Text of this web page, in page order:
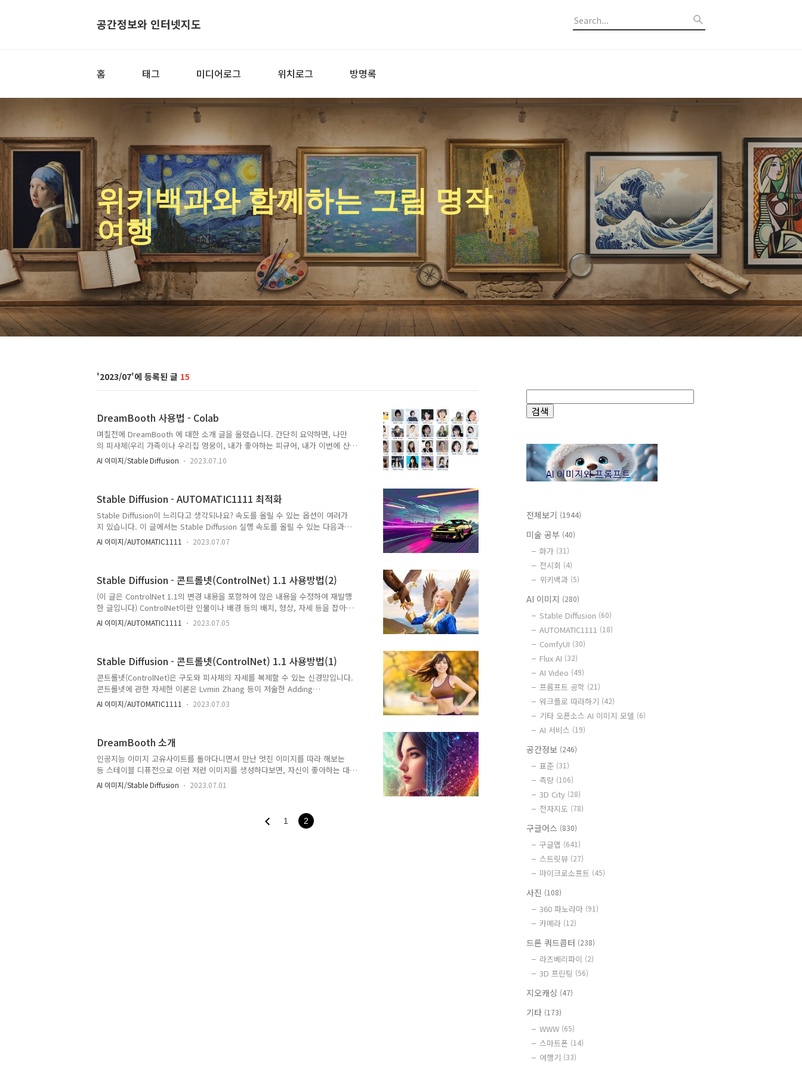
공간정보와 인터넷지도
홈 태그 미디어로그 위치로그 방명록
위키백과와 함께하는 그림 명작
여행
2023/07 15
DreamBooth 사용법 - Colab
며칠전에 DreamBooth 에 대한 소개 글을 올렸습니다. 간단히 요약하면, 나만
의 피사체(우리 가족이나 우리집 멍뭉이, 내가 좋아하는 피규어, 내가 이번에 산
책등)의 사진을 4-5장 정도만 학습시켜 인공지능 이미지 생성에 사용할 수 있다
는 내용입니다. 이미지 생성형 인공지능으로 자기 자신이던 누구던 아무나 끼워
치하고 사용하는 방법에 대한 글 그리고 영상이 여기저기 올라와 있습니다만, 저
도 나름대로 정리해보고자 합니다. 그런데.... 원래는 AUTOMATIC1111 에
Dreambooth 확장을 붙여서 학습하는 방법을 생각했었습니다...
AI 이미지/Stable Diffusion 2023.07.10
Stable Diffusion - AUTOMATIC1111 최적화
Stable Diffusion이 느리다고 생각되나요? 속도를 올릴 수 있는 옵션이 여러가
지 있습니다. 이 글에서는 Stable Diffusion 실행 속도를 올릴 수 있는 다음과
같은 방법에 대해 설명합니다. 교차 인지(cross-attention) 최적화 토큰 병합
(token merging) 부정적 가이드(negative guidance) 최소 시그마(minimum
sigma 스피드 및 메모리 사용량 벤치마크 테스트 소프트웨어 이 글에서는
Stable Diffusion의 GUI중의 하나인 AUTOMATIC1111을 사용합니다..
AI 이미지/AUTOMATIC1111 2023.07.07
Stable Diffusion - 콘트롤넷(ControlNet) 1.1 사용방법(2)
(이 글은 ControlNet 1.1의 변경 내용을 포함하여 많은 내용을 수정하여 재발행
한 글입니다) ControlNet이란 인물이나 배경 등의 배치, 형상, 자세 등을 잡아내
어, 이를 바탕으로 이미지를 생성해주는 Stable Diffusion 모델의 일부입니다.
이 글에서는 지난 글에 이어 ControlNet에 대한 좀더 자세한 정보를 알아보겠습
ControlNet Inpainting IP-Adapter IP2P LineArt MLSD Normal Map
OpenPose Reference Scribble Segmentatio..
AI 이미지/AUTOMATIC1111 2023.07.05
Stable Diffusion - 콘트롤넷(ControlNet) 1.1 사용방법(1)
콘트롤넷(ControlNet)은 구도와 피사체의 자세를 복제할 수 있는 신경망입니다.
콘트롤넷에 관한 자세한 이론은 Lvmin Zhang 등이 저술한 Adding
Conditional Control to Text-to-Image Diffusion Models를 참고하시기 바랍
니다. 스테이블 디퓨전을 조금이라도 써보신 분은 아시겠지만, 생성되는 이미지
를 많이 생성하는 것 뿐이었습니다. ControlNet을 사용하면 이런 문제를 어느
정도 해결할 수 있습니다. ControlNet을 사용하면 파사체를 어디에 둘지, 어떤
모습을 가지게 할지 등을 정확하게 제어할..
AI 이미지/AUTOMATIC1111 2023.07.03
DreamBooth 소개
인공지능 이미지 고유사이트를 돌아다니면서 만난 멋진 이미지를 따라 해보는
등 스테이블 디퓨전으로 이런 저런 이미지를 생성하다보면, 자신이 좋아하는 대
상을 이미지로 표현해보고 싶은 욕구가 생기기 마련입니다. 우리집 멍뭉이, 내가
가지고 있는 피규어, 내가 이번에 산 책 등을 이미지로 표현하는 거죠. 이렇게 어
만들어야 합니다. 일반적으로 체크포인트 모델을 학습시키는 것이 가장 확실하지
만, LoRA, 하이퍼네트워크, 텍스트 인버전 등을 학습시키는 방법도 존재합니다.
AI 이미지/Stable Diffusion 2023.07.01
1 2
전체보기 (1944)
미술 공부 (40)
화가 (31)
전시회 (4)
위키백과 (5)
AI 이미지 (280)
Stable Diffusion (60)
AUTOMATIC1111 (18)
ComfyUI (30)
Flux AI (32)
AI Video (49)
프롬프트 공학 (21)
워크플로 따라하기 (42)
기타 오픈소스 AI 이미지 모델 (6)
AI 서비스 (19)
공간정보 (246)
표준 (31)
측량 (106)
3D City (28)
전자지도 (78)
구글어스 (830)
구글맵 (641)
스트릿뷰 (27)
마이크로소프트 (45)
사진 (108)
360 파노라마 (91)
카메라 (12)
드론 쿼드콥터 (238)
라즈베리파이 (2)
3D 프린팅 (56)
지오캐싱 (47)
기타 (173)
WWW (65)
스마트폰 (14)
여행기 (33)